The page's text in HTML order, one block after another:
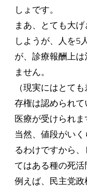
しょです。
まあ、とても大
しようが、人を5
が、診療報酬上
ません。
（現実にはとて
存権は認められ
医療が受けられま
当然、値段がい
るわけですから
てはある種の死活
例えば、民主党